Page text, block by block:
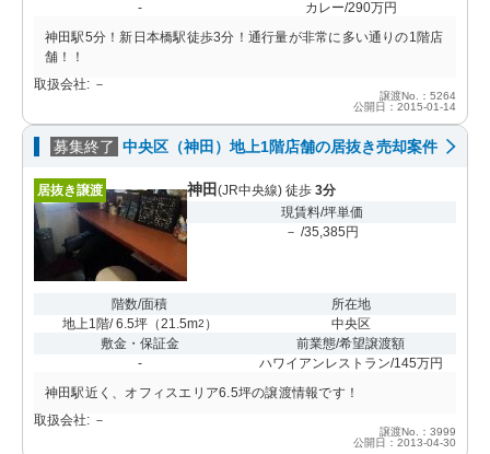
-
カレー/290万円
神田駅5分！新日本橋駅徒歩3分！通行量が非常に多い通りの1階店
舗！！
取扱会社: －
譲渡No.：5264
公開日：2015-01-14
募集終了 中央区（神田）地上1階店舗の居抜き売却案件
居抜き譲渡 神田 (JR中央線) 徒歩 3分
現賃料/坪単価
－ /35,385円
階数/面積
地上1階/ 6.5坪（21.5m2 ）
所在地
中央区
敷金・保証金
-
前業態/希望譲渡額
ハワイアンレストラン/145万円
神田駅近く、オフィスエリア6.5坪の譲渡情報です！
取扱会社: －
譲渡No.：3999
公開日：2013-04-30